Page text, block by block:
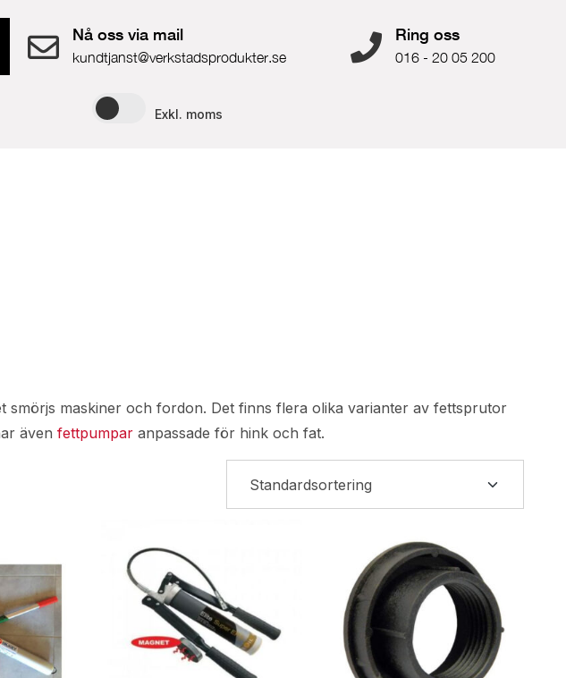
Nå oss via mail
kundtjanst@verkstadsprodukter.se
Ring oss
016 - 20 05 200
Exkl. moms
smörjs maskiner och fordon. Det finns flera olika varianter av fettsprutor
även fettpumpar anpassade för hink och fat.